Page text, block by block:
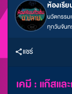
ห้องเรี
นวัตกรรม
ทุกวันจันท
แชร์
เคมี : แก๊สแ